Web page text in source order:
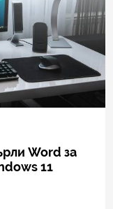
Word за
11